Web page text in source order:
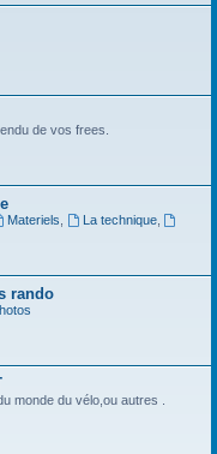
de vos frees.
Materiels La technique,
rando
monde du vélo,ou autres .